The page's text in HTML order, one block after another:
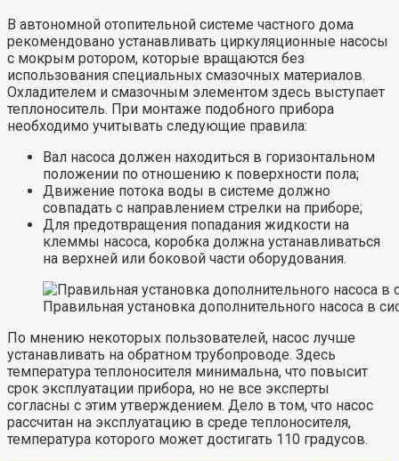
В автономной отопительной системе частного дома
рекомендовано устанавливать циркуляционные насосы
с мокрым ротором, которые вращаются без
использования специальных смазочных материалов.
Охладителем и смазочным элементом здесь выступает
теплоноситель. При монтаже подобного прибора
необходимо учитывать следующие правила:
Вал насоса должен находиться в горизонтальном
положении по отношению к поверхности пола;
Движение потока воды в системе должно
совпадать с направлением стрелки на приборе;
Для предотвращения попадания жидкости на
клеммы насоса, коробка должна устанавливаться
на верхней или боковой части оборудования.
Правильная установка дополнительного насоса в
По мнению некоторых пользователей, насос лучше
устанавливать на обратном трубопроводе. Здесь
температура теплоносителя минимальна, что повысит
срок эксплуатации прибора, но не все эксперты
согласны с этим утверждением. Дело в том, что насос
рассчитан на эксплуатацию в среде теплоносителя,
температура которого может достигать 110 градусов.